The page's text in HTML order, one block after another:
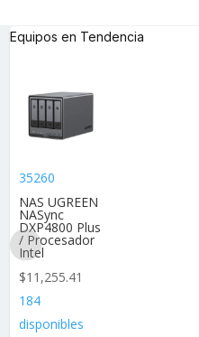
Equipos en Tendencia
35260
NAS UGREEN
NASync
DXP4800 Plus
/ Procesador
Intel
$11,255.41
184
disponibles